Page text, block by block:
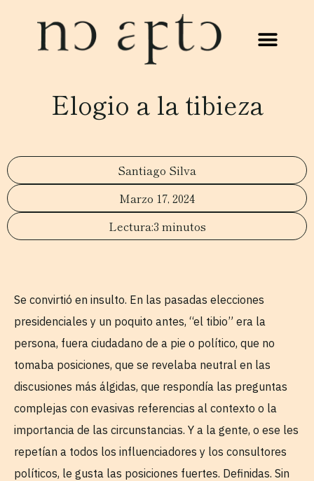
Elogio a la tibieza
Santiago Silva
Marzo 17, 2024
3 minutos
Se convirtió en insulto. En las pasadas elecciones
presidenciales y un poquito antes, “el tibio” era la
persona, fuera ciudadano de a pie o político, que no
tomaba posiciones, que se revelaba neutral en las
discusiones más álgidas, que respondía las preguntas
complejas con evasivas referencias al contexto o la
importancia de las circunstancias. Y a la gente, o ese les
repetían a todos los influenciadores y los consultores
políticos, le gusta las posiciones fuertes. Definidas. Sin